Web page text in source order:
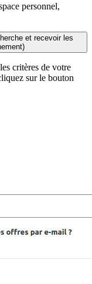
personnel,
et recevoir les
critères de votre
sur le bouton